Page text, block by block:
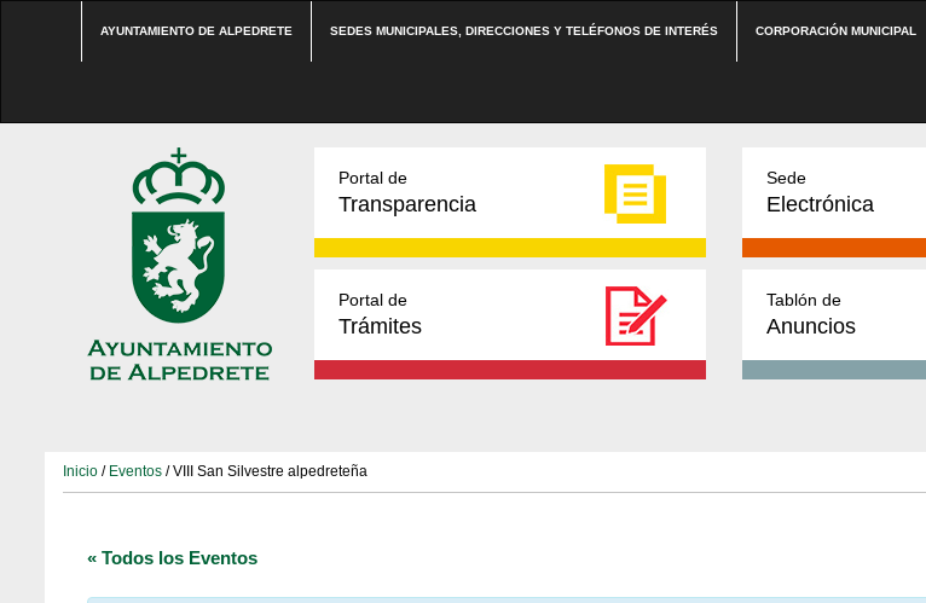
AYUNTAMIENTO DE ALPEDRETE SEDES MUNICIPALES, DIRECCIONES Y TELÉFONOS DE INTERÉS CORPORACIÓN MUNICIPAL
Portal de
Transparencia
Sede
Electrónica
Portal de
Trámites
Tablón de
Anuncios
Inicio / Eventos / VIII San Silvestre alpedreteña
« Todos los Eventos